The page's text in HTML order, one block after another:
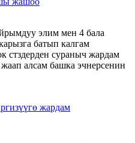
элим мен 4 бала
батып калгам
стздерден сураныч жардам
алсам башка эчнерсенин
жардам